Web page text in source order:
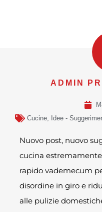
ADMIN
Cucine, Idee -
Nuovo post, nuovo
cucina
rapido vademecum
disordine in giro e
alle pulizie